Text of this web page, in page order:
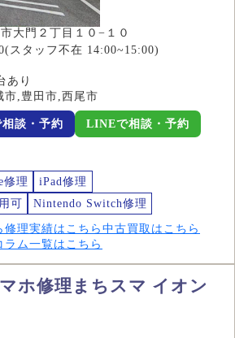
大門２丁目１０−１０
スタッフ不在 14:00~15:00)
あり
市,豊田市,西尾市
相談・予約 LINEで相談・予約
修理
iPad修理
可
Nintendo Switch修理
修理実績はこちら 中古買取はこちら
ラム一覧はこちら
ホ修理まちスマ イオン